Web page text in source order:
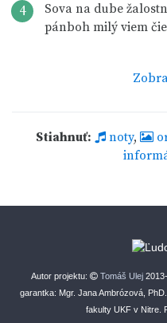
4
Sova na dube
pánboh milý viem
Stiahnuť: noty,
Autor projektu: Tomáš Ulej
garantka: Mgr. Jana Ambrózová,
fakulty UKF v Nitre.